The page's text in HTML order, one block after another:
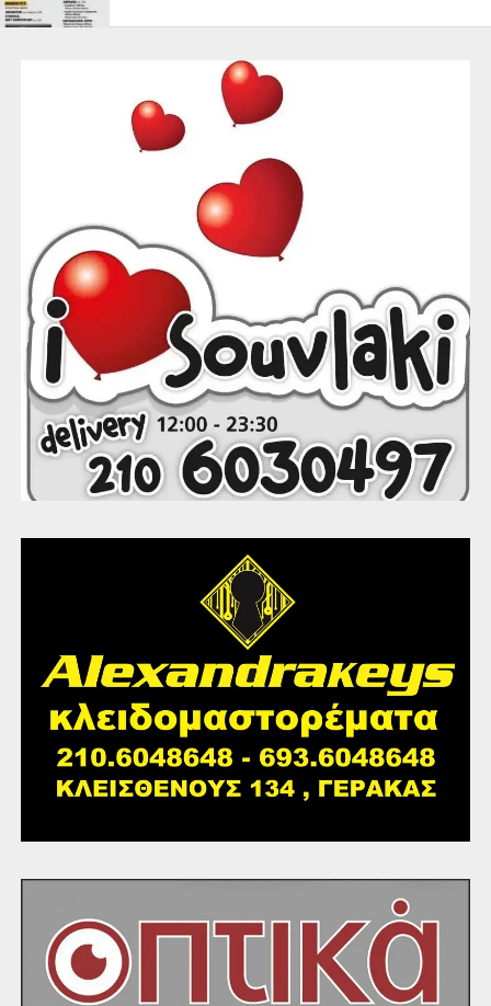
Εσπερινό Παλλήνης, ώρα 18.00
Μουσικό Γυμνάσιο, ώρα 10.30
1ο Λύκειο, ώρα: 10.30
2ο Λύκειο, ώρα: 09.45
ΝΗΠΙΑΓΩΓΕΙΑ ΓΕΡΑΚΑ
1ο Νηπιαγωγείο, ώρα: 09.15
2ο Νηπιαγωγείο, ώρα:08.45
4ο Νηπιαγωγείο, ώρα: 08.45
5ο Νηπιαγωγείο, ώρα: 08.30
6ο Νηπιαγωγείο, ώρα: 09.45
7ο Νηπιαγωγείο, ώρα: 09.15
8ο Νηπιαγωγείο, ώρα: 09.30
11ο Νηπιαγωγείο, ώρα: 09.00
12ο Νηπιαγωγείο, ώρα: 10.15